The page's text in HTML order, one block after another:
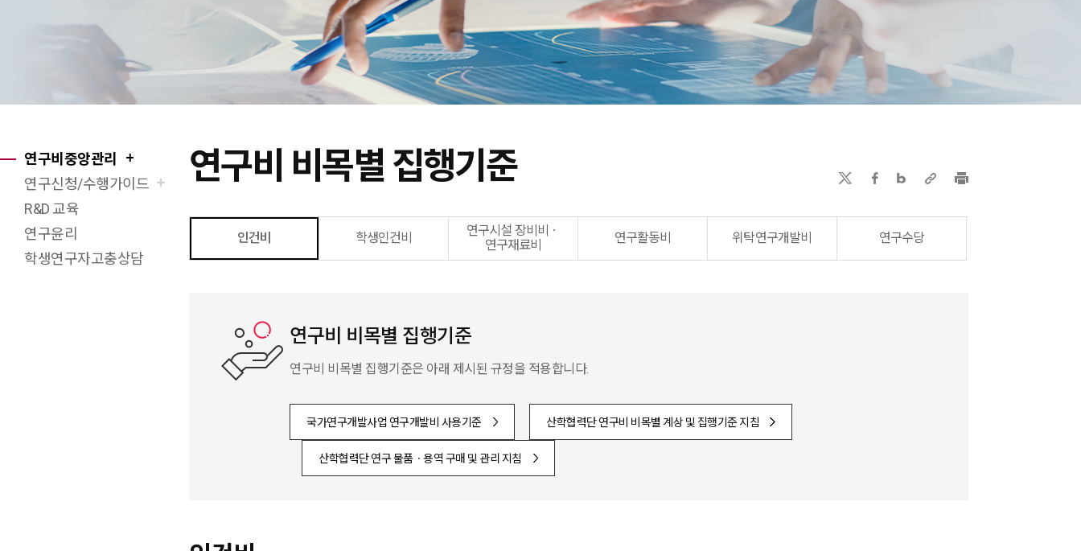
연구비중앙관리
연구신청/수행가이드
R&D 교육
연구윤리
학생연구자고충상담
연구비 비목별 집행기준
X(트위터)페이스북네이버블로그
URL 복사프린트
인건비 학생인건비
연구시설 장비비ㆍ
연구재료비
연구활동비 위탁연구개발비 연구수당
연구비 비목별 집행기준
연구비 비목별 집행기준은 아래 제시된 규정을 적용합니다.
국가연구개발사업 연구개발비 사용기준 산학협력단 연구비 비목별 계상 및 집행기준 지침
산학협력단 연구 물품ㆍ용역 구매 및 관리 지침